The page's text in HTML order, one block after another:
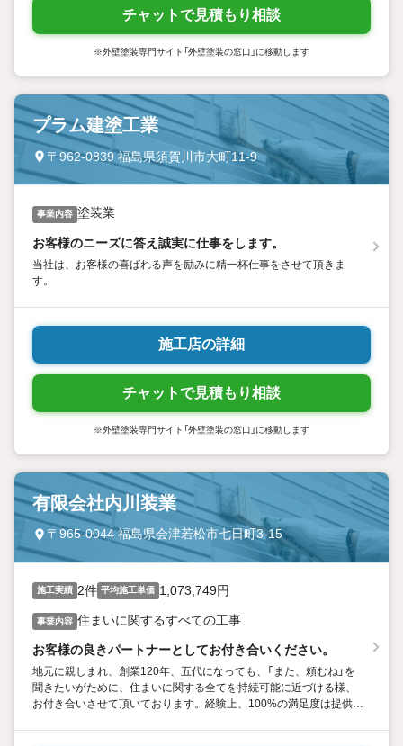
チャットで見積もり相談
※外壁塗装専門サイト「外壁塗装の窓口」に移動します
プラム建塗工業
〒962-0839 福島県須賀川市大町11-9
事業内容 塗装業
お客様のニーズに答え誠実に仕事をします。
当社は、お客様の喜ばれる声を励みに精一杯仕事をさせて頂きま
す。
施工店の詳細
チャットで見積もり相談
※外壁塗装専門サイト「外壁塗装の窓口」に移動します
有限会社内川装業
〒965-0044 福島県会津若松市七日町3-15
施工実績 2件 平均施工単価 1,073,749円
事業内容 住まいに関するすべての工事
お客様の良きパートナーとしてお付き合いください。
地元に親しまれ、創業120年、五代になっても、「また、頼むね」を
聞きたいがために、住まいに関する全てを持続可能に近づける様、
お付き合いさせて頂いております。経験上、100%の満足度は提供す